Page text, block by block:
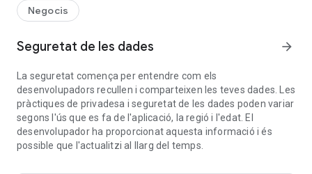
Negocis
Seguretat de les dades arrow_forward
La seguretat comença per entendre com els
desenvolupadors recullen i comparteixen les teves dades. Les
pràctiques de privadesa i seguretat de les dades poden variar
segons l'ús que es fa de l'aplicació, la regió i l'edat. El
desenvolupador ha proporcionat aquesta informació i és
possible que l'actualitzi al llarg del temps.